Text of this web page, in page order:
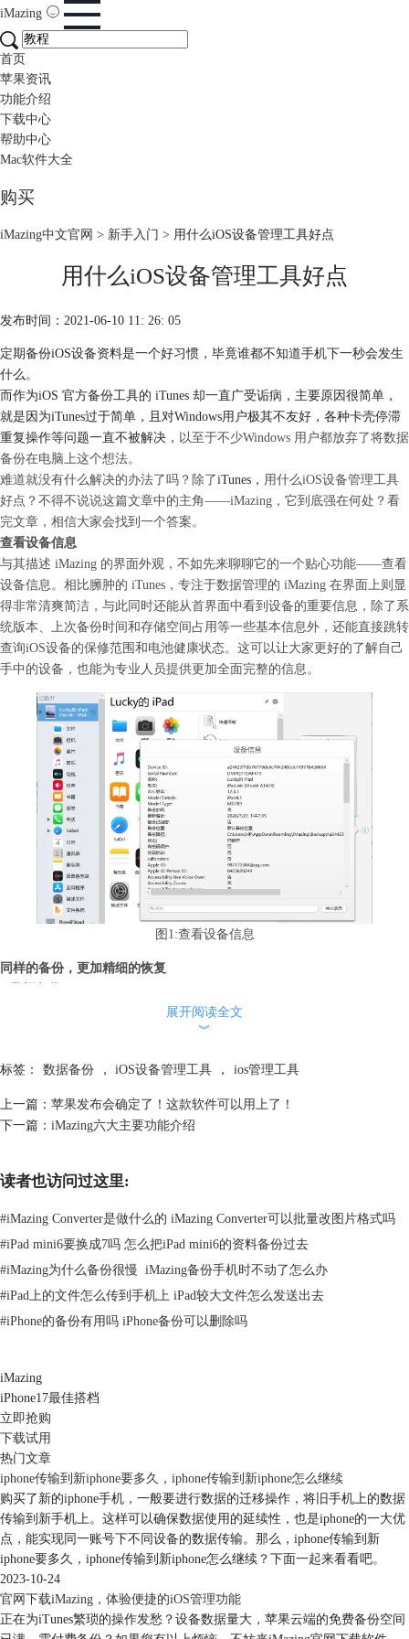
iMazing
首页
苹果资讯
功能介绍
下载中心
帮助中心
Mac软件大全
购买
iMazing中文官网 > 新手入门 > 用什么iOS设备管理工具好点
用什么iOS设备管理工具好点
发布时间：2021-06-10 11: 26: 05
定期备份iOS设备资料是一个好习惯，毕竟谁都不知道手机下一秒会发生
什么。
而作为iOS 官方备份工具的 iTunes 却一直广受诟病，主要原因很简单，
就是因为iTunes过于简单，且对Windows用户极其不友好，各种卡壳停滞
重复操作等问题一直不被解决， 以至于不少Windows 用户都放弃了将数据
备份在电脑上这个想法。
难道就没有什么解决的办法了吗？除了iTunes， 用什么iOS设备管理工具
好点？不得不说说这篇文章中的主角——iMazing，它到底强在何处？看
完文章，相信大家会找到一个答案。
查看设备信息
与其描述 iMazing 的界面外观，不如先来聊聊它的一个贴心功能——查看
设备信息。相比臃肿的 iTunes，专注于数据管理的 iMazing 在界面上则显
得非常清爽简洁，与此同时还能从首界面中看到设备的重要信息，除了系
统版本、上次备份时间和存储空间占用等一些基本信息外，还能直接跳转
查询iOS设备的保修范围和电池健康状态。这可以让大家更好的了解自己
手中的设备，也能为专业人员提供更加全面完整的信息。
图1:查看设备信息
同样的备份，更加精细的恢复
在介绍 iMazing 功能之前，要先强调一点的是， iMazing 只是借助了
iTunes的开放API接口以实现数据管理，大家可以把 iMazing 当成是
数据管理功能。
在最基础的备份上，iMazing和iTunes同样支持有线备份和 Wi-Fi 无线备
份，后者在速度上则稍微弱一些。
而在备份这一功能上，iMazing 拥有一个非常实用的「备份存档」功能，
类似于 MacOS上的Time Machine，即新的备份数据不会覆盖掉旧的备份
数据，将两者的数据差以「存档」的形式保留，这样的好处是，如果大家
进行了某些错误操作或删除时，可以追溯还原相关数据。真的很贴心！
展开阅读全文
︾
标签： 数据备份 ， iOS设备管理工具 ， ios管理工具
上一篇： 苹果发布会确定了！这款软件可以用上了！
下一篇： iMazing六大主要功能介绍
读者也访问过这里:
#iMazing Converter是做什么的 iMazing Converter可以批量改图片格式吗
#iPad mini6要换成7吗 怎么把iPad mini6的资料备份过去
#iMazing为什么备份很慢 iMazing备份手机时不动了怎么办
#iPad上的文件怎么传到手机上 iPad较大文件怎么发送出去
#iPhone的备份有用吗 iPhone备份可以删除吗
iMazing
iPhone17最佳搭档
立即抢购
下载试用
热门文章
iphone传输到新iphone要多久，iphone传输到新iphone怎么继续
购买了新的iphone手机，一般要进行数据的迁移操作，将旧手机上的数据
传输到新手机上。这样可以确保数据使用的延续性，也是iphone的一大优
点，能实现同一账号下不同设备的数据传输。那么，iphone传输到新
iphone要多久，iphone传输到新iphone怎么继续？下面一起来看看吧。
2023-10-24
官网下载iMazing，体验便捷的iOS管理功能
正在为iTunes繁琐的操作发愁？设备数据量大，苹果云端的免费备份空间